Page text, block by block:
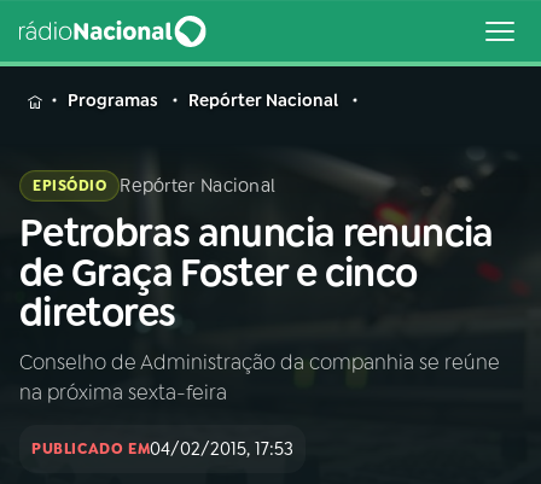
MENU
Buscar
na
Rádio
Nacional
Buscar
AO VIVO
INÍCIO
Programas Repórter Nacional
EPISÓDIO Repórter Nacional
Petrobras anuncia renuncia
de Graça Foster e cinco
diretores
Conselho de Administração da companhia se reúne
na próxima sexta-feira
PUBLICADO EM04/02/2015, 17:53